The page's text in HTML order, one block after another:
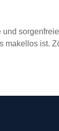
makellos ist.